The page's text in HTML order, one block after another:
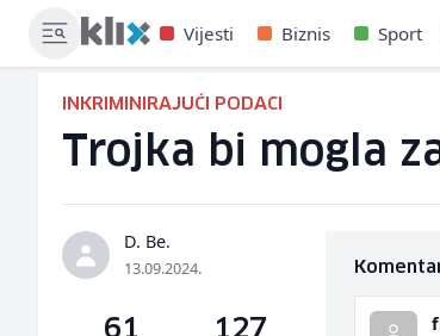
Vijesti Biznis Sport
INKRIMINIRAJUĆI PODACI
Trojka bi mogla
D. Be.
13.09.2024.
61 127